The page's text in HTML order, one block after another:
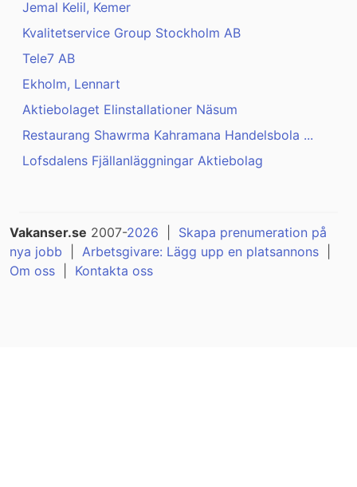
Jemal Kelil, Kemer
Kvalitetservice Group Stockholm AB
Tele7 AB
Ekholm, Lennart
Aktiebolaget Elinstallationer Näsum
Restaurang Shawrma Kahramana Handelsbola ...
Lofsdalens Fjällanläggningar Aktiebolag
Vakanser.se 2007-2026
Skapa prenumeration på
nya jobb
Arbetsgivare: Lägg upp en platsannons
Om oss
Kontakta oss